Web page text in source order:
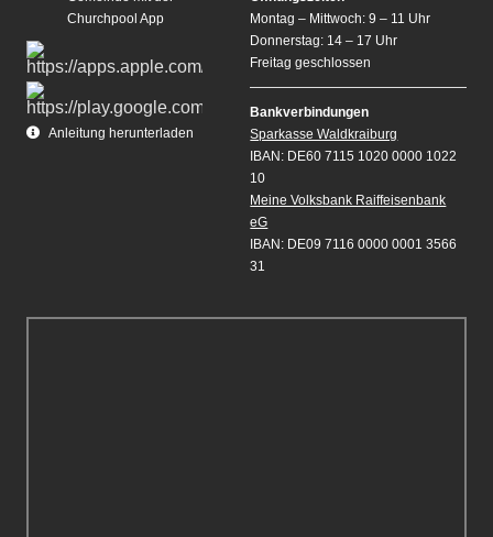
Churchpool App
Anleitung herunterladen
Montag – Mittwoch: 9 – 11 Uhr
Donnerstag: 14 – 17 Uhr
Freitag geschlossen
Bankverbindungen
Sparkasse Waldkraiburg
IBAN: DE60 7115 1020 0000 1022
10
Meine Volksbank Raiffeisenbank
eG
IBAN: DE09 7116 0000 0001 3566
31